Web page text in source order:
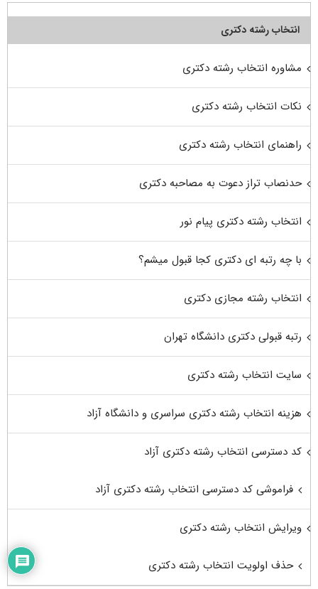
انتخاب رشته دکتری
مشاوره انتخاب رشته دکتری
نکات انتخاب رشته دکتری
راهنمای انتخاب رشته دکتری
حدنصاب تراز دعوت به مصاحبه دکتری
انتخاب رشته دکتری پیام نور
با چه رتبه ای دکتری کجا قبول میشم؟
انتخاب رشته مجازی دکتری
رتبه قبولی دکتری دانشگاه تهران
سایت انتخاب رشته دکتری
هزینه انتخاب رشته دکتری سراسری و دانشگاه آزاد
کد دسترسی انتخاب رشته دکتری آزاد
فراموشی کد دسترسی انتخاب رشته دکتری آزاد
ویرایش انتخاب رشته دکتری
حذف اولویت انتخاب رشته دکتری